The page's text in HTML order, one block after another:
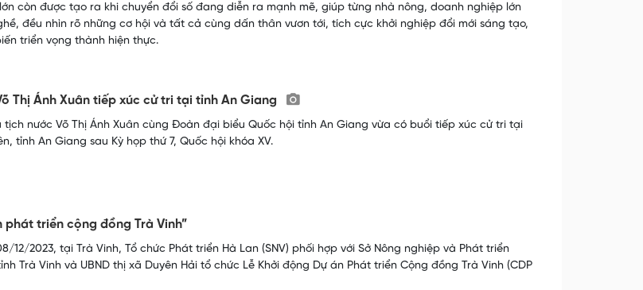
còn được tạo ra khi chuyển đổi số đang diễn ra mạnh mẽ, giúp từng nhà nông, doanh nghiệp lớn
đều nhìn rõ những cơ hội và tất cả cùng dấn thân vươn tới, tích cực khởi nghiệp đổi mới sáng tạo,
triển vọng thành hiện thực.
Thị Ánh Xuân tiếp xúc cử tri tại tỉnh An Giang
tịch nước Võ Thị Ánh Xuân cùng Đoàn đại biểu Quốc hội tỉnh An Giang vừa có buổi tiếp xúc cử tri tại
tỉnh An Giang sau Kỳ họp thứ 7, Quốc hội khóa XV.
phát triển cộng đồng Trà Vinh”
12/2023, tại Trà Vinh, Tổ chức Phát triển Hà Lan (SNV) phối hợp với Sở Nông nghiệp và Phát triển
Trà Vinh và UBND thị xã Duyên Hải tổ chức Lễ Khởi động Dự án Phát triển Cộng đồng Trà Vinh (CDP